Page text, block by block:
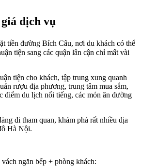
dịch vụ
tiền đường Bích Câu, nơi du khách có thể
tiện sang các quận lân cận chỉ mất vài
tiện cho khách, tập trung xung quanh
rượu địa phương, trung tâm mua sắm,
điểm du lịch nổi tiếng, các món ăn đường
đi tham quan, khám phá rất nhiều địa
Hà Nội.
ngăn bếp + phòng khách: